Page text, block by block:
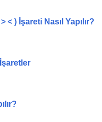
) İşareti Nasıl Yapılır?